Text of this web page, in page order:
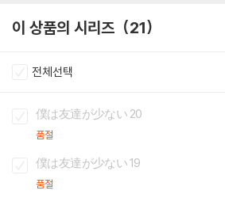
이 상품의 시리즈 21
전체선택
僕は友達が少ない 20
품절
僕は友達が少ない 19
품절